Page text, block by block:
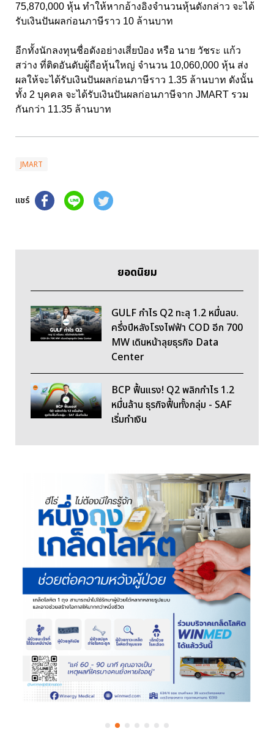
75,870,000 หุ้น ทำให้หากอ้างอิงจำนวนหุ้นดังกล่าว จะได้
รับเงินปันผลก่อนภาษีราว 10 ล้านบาท
อีกทั้งนักลงทุนชื่อดังอย่างเสี่ยป๋อง หรือ นาย วัชระ แก้ว
สว่าง ที่ติดอันดับผู้ถือหุ้นใหญ่ จำนวน 10,060,000 หุ้น ส่ง
ผลให้จะได้รับเงินปันผลก่อนภาษีราว 1.35 ล้านบาท ดังนั้น
ทั้ง 2 บุคคล จะได้รับเงินปันผลก่อนภาษีจาก JMART รวม
กันกว่า 11.35 ล้านบาท
JMART
แชร์
ยอดนิยม
GULF กำไร Q2 ทะลุ 1.2 หมื่นลบ.
ครึ่งปีหลังโรงไฟฟ้า COD อีก 700
MW เดินหน้าลุยธุรกิจ Data
Center
BCP ฟื้นแรง! Q2 พลิกกำไร 1.2
หมื่นล้าน ธุรกิจฟื้นทั้งกลุ่ม - SAF
เริ่มทำเงิน